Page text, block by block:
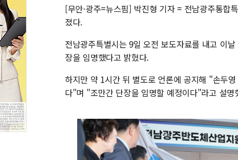
[무안·광주=뉴스핌] 박진형 기자 = 전남광주통합
졌다.
전남광주특별시는 9일 오전 보도자료를 내고 이
장을 임명했다고 밝혔다.
하지만 약 1시간 뒤 별도로 언론에 공지해 "손두
다"며 "조만간 단장을 임명할 예정이다"라고 설명